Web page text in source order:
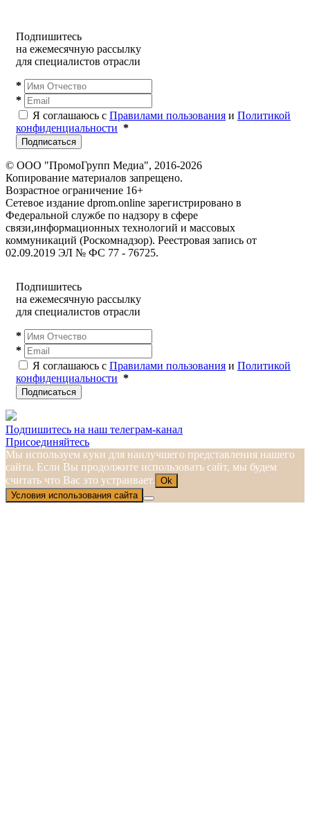
Подпишитесь
на ежемесячную рассылку
для специалистов отрасли
*
*
Я соглашаюсь с Правилами пользования и Политикой
конфиденциальности *
Подписаться
© ООО "ПромоГрупп Медиа", 2016-2026
Копирование материалов запрещено.
Возрастное ограничение 16+
Сетевое издание dprom.online зарегистрировано в
Федеральной службе по надзору в сфере
связи,информационных технологий и массовых
коммуникаций (Роскомнадзор). Реестровая запись от
02.09.2019 ЭЛ № ФС 77 - 76725.
Подпишитесь
на ежемесячную рассылку
для специалистов отрасли
*
*
Я соглашаюсь с Правилами пользования и Политикой
конфиденциальности *
Подписаться
Подпишитесь на наш телеграм-канал
Присоединяйтесь
Мы используем куки для наилучшего представления нашего
сайта. Если Вы продолжите использовать сайт, мы будем
считать что Вас это устраивает. Ok
Условия использования сайта